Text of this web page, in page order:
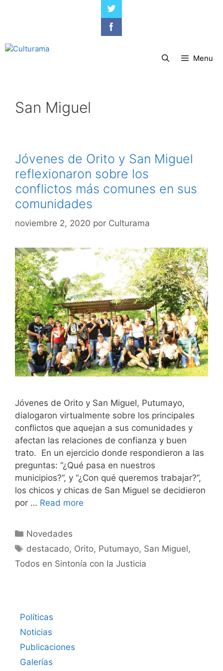
Menu
San Miguel
Jóvenes de Orito y San Miguel
reflexionaron sobre los
conflictos más comunes en sus
comunidades
noviembre 2, 2020 por Culturama
Jóvenes de Orito y San Miguel, Putumayo,
dialogaron virtualmente sobre los principales
conflictos que aquejan a sus comunidades y
afectan las relaciones de confianza y buen
trato. En un ejercicio donde respondieron a las
preguntas: “¿Qué pasa en nuestros
municipios?”, y “¿Con qué queremos trabajar?”,
los chicos y chicas de San Miguel se decidieron
por … Read more
C
a
e
í
a
s
Novedades
E
t
t
a
s
destacado, Orito, Putumayo, San Miguel,
Todos en Sintonía con la Justicia
Políticas
Noticias
Publicaciones
Galerías